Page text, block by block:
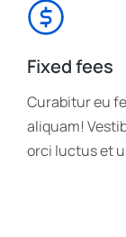
Fixed fees
Curabitur eu
aliquam!
orci luctus et